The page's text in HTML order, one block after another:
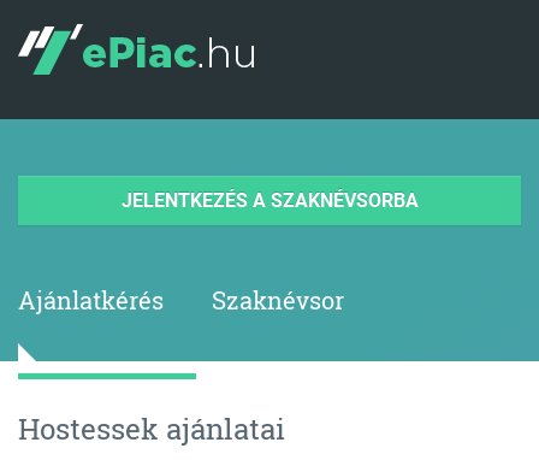
Ajánlatkérés Szaknévsor
JELENTKEZÉS A SZAKNÉVSORBA
Hostessek ajánlatai